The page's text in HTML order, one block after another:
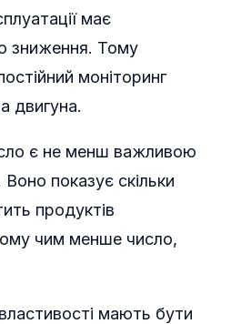
має
зниження. Тому
моніторинг
двигуна.
є не менш важливою
показує скільки
продуктів
чим менше число,
мають бути